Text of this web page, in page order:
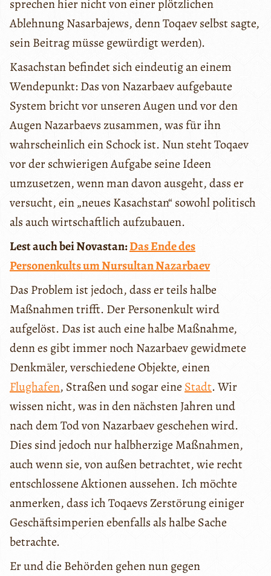
sprechen hier nicht von einer plötzlichen
Ablehnung Nasarbajews, denn Toqaev selbst sagte,
sein Beitrag müsse gewürdigt werden).
Kasachstan befindet sich eindeutig an einem
Wendepunkt: Das von Nazarbaev aufgebaute
System bricht vor unseren Augen und vor den
Augen Nazarbaevs zusammen, was für ihn
wahrscheinlich ein Schock ist. Nun steht Toqaev
vor der schwierigen Aufgabe seine Ideen
umzusetzen, wenn man davon ausgeht, dass er
versucht, ein „neues Kasachstan“ sowohl politisch
als auch wirtschaftlich aufzubauen.
Lest auch bei Novastan:Das Ende des
Personenkults um Nursultan Nazarbaev
Das Problem ist jedoch, dass er teils halbe
Maßnahmen trifft. Der Personenkult wird
aufgelöst. Das ist auch eine halbe Maßnahme,
denn es gibt immer noch Nazarbaev gewidmete
Denkmäler, verschiedene Objekte, einen
Flughafen, Straßen und sogar eine Stadt. Wir
wissen nicht, was in den nächsten Jahren und
nach dem Tod von Nazarbaev geschehen wird.
Dies sind jedoch nur halbherzige Maßnahmen,
auch wenn sie, von außen betrachtet, wie recht
entschlossene Aktionen aussehen. Ich möchte
anmerken, dass ich Toqaevs Zerstörung einiger
Geschäftsimperien ebenfalls als halbe Sache
betrachte.
Er und die Behörden gehen nun gegen